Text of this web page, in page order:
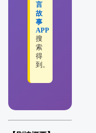
言
故
事
APP
搜
索
得
到。